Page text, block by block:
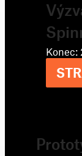
Konec: